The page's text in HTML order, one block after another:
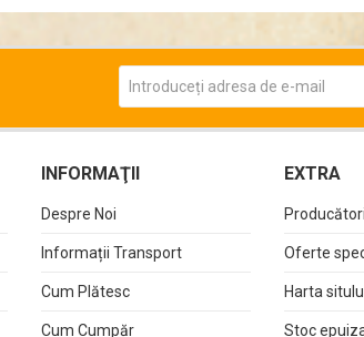
INFORMAŢII
Despre Noi
Informații Transport
Cum Plătesc
Cum Cumpăr
EXTRA
Producători
Oferte
Harta
Stoc